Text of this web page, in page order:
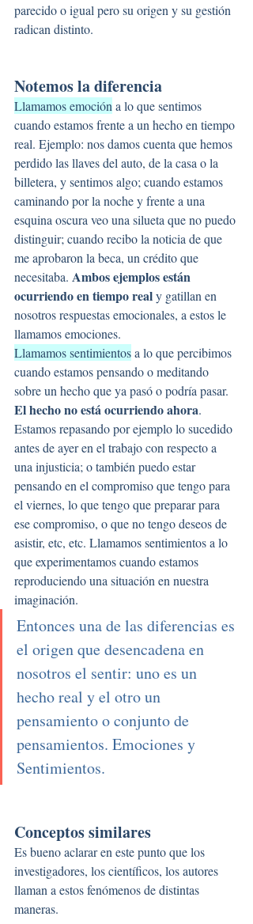
parecido o igual pero su origen y su gestión
radican distinto.
Notemos la diferencia
Llamamos emoción a lo que sentimos
cuando estamos frente a un hecho en tiempo
real. Ejemplo: nos damos cuenta que hemos
perdido las llaves del auto, de la casa o la
billetera, y sentimos algo; cuando estamos
caminando por la noche y frente a una
esquina oscura veo una silueta que no puedo
distinguir; cuando recibo la noticia de que
me aprobaron la beca, un crédito que
necesitaba. Ambos ejemplos están
ocurriendo en tiempo real y gatillan en
nosotros respuestas emocionales, a estos le
llamamos emociones.
Llamamos sentimientos a lo que percibimos
cuando estamos pensando o meditando
sobre un hecho que ya pasó o podría pasar.
El hecho no está ocurriendo ahora.
Estamos repasando por ejemplo lo sucedido
antes de ayer en el trabajo con respecto a
una injusticia; o también puedo estar
pensando en el compromiso que tengo para
el viernes, lo que tengo que preparar para
ese compromiso, o que no tengo deseos de
asistir, etc, etc. Llamamos sentimientos a lo
que experimentamos cuando estamos
reproduciendo una situación en nuestra
imaginación.
Entonces una de las diferencias es
el origen que desencadena en
nosotros el sentir: uno es un
hecho real y el otro un
pensamiento o conjunto de
pensamientos. Emociones y
Sentimientos.
Conceptos similares
Es bueno aclarar en este punto que los
investigadores, los científicos, los autores
llaman a estos fenómenos de distintas
maneras.